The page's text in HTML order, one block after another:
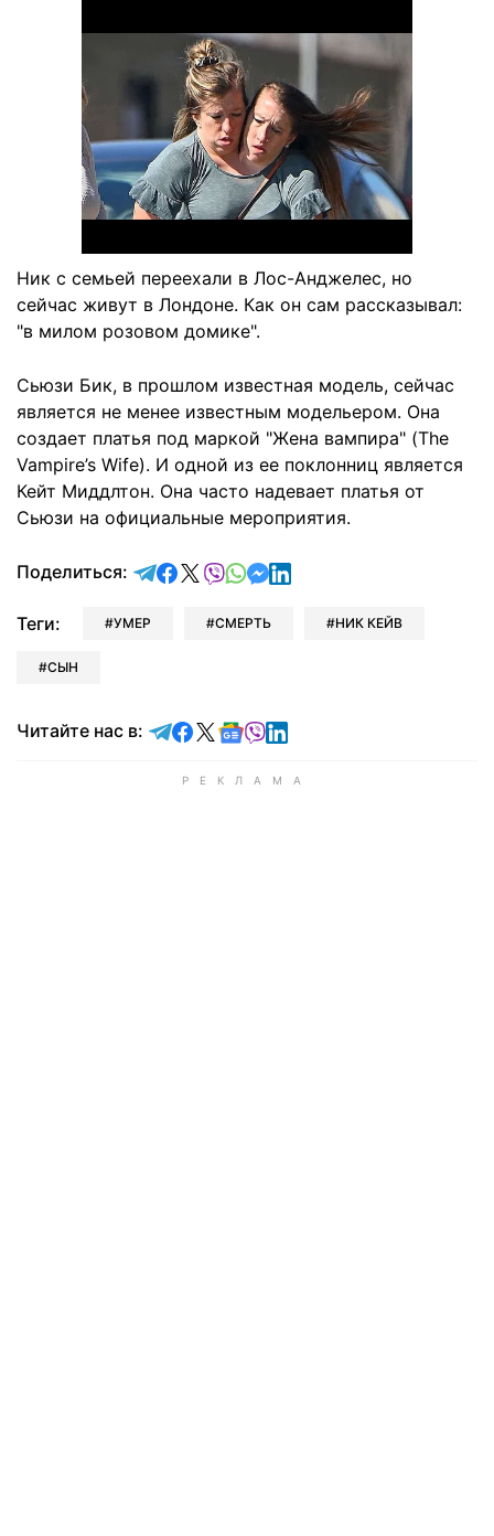
Ник с семьей переехали в Лос-Анджелес, но
сейчас живут в Лондоне. Как он сам рассказывал:
"в милом розовом домике".
Сьюзи Бик, в прошлом известная модель, сейчас
является не менее известным модельером. Она
создает платья под маркой "Жена вампира" (The
Vampire’s Wife). И одной из ее поклонниц является
Кейт Миддлтон. Она часто надевает платья от
Сьюзи на официальные мероприятия.
Поделиться: отправить в Telegram
поделиться в Facebook
поделиться в X
отправить в Viber
отправить в Whatsapp
отправить в Messenger
отправить в LinkedIn
Теги: УМЕР СМЕРТЬ НИК КЕЙВ
СЫН
Читайте нас в: Читайте в Telegram
Читайте в Facebook
Читайте в X
Читайте в Google news
Читайте в Viber
Читайте в LinkedIn